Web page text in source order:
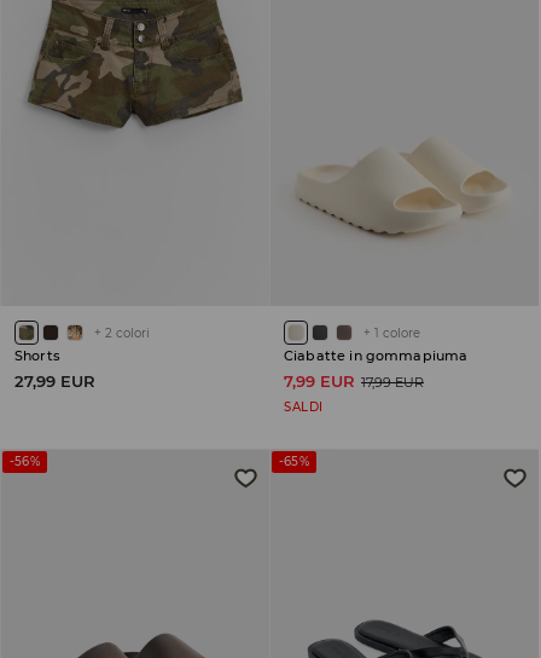
+ 2 colori
Shorts
27,99 EUR
+ 1 colore
Ciabatte in gommapiuma
7,99 EUR 17,99 EUR
SALDI
-56% -65%